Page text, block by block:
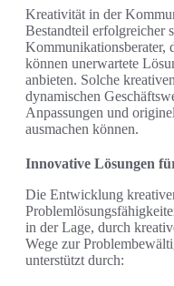
Kreativität in der
Bestandteil erfolgreicher
Kommunikationsberater,
können unerwartete
anbieten. Solche
dynamischen
Anpassungen und
ausmachen können.
Innovative Lösungen
Die Entwicklung
in der Lage, durch
Wege zur
unterstützt durch: